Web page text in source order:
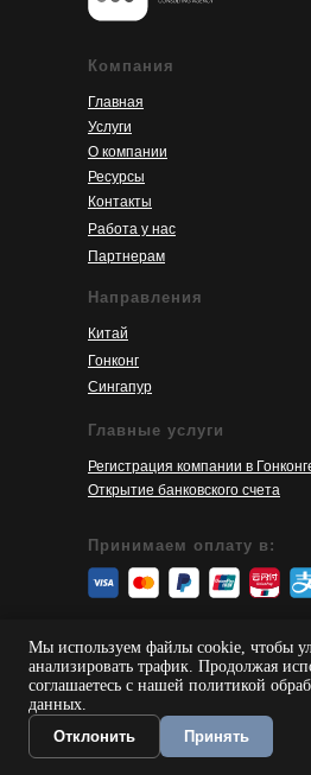
Пользовательское соглашение
Карта сайта
Компания
Главная
Направления
Китай
Главные услуги
Регистрация компании в
Принимаем оплату в:
Контакты
Открытие банковского счета
Услуги
О компании
Ресурсы
Работа у нас
Партнерам
Гонконг
Сингапур
Мы используем файлы cookie, чтобы
анализировать трафик. Продолжая
соглашаетесь с нашей политикой
данных.
Отклонить
Принять